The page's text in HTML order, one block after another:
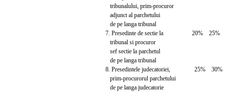
tribunalului, prim-procuror
adjunct al parchetului
de pe langa tribunal
7. Presedinte de sectie la 20% 25%
tribunal si procuror
sef sectie la parchetul
de pe langa tribunal
8. Presedintele judecatoriei, 25% 30%
prim-procurorul parchetului
de pe langa judecatorie